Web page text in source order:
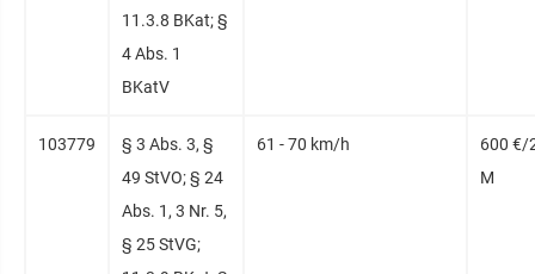
11.3.8 BKat; §
4 Abs. 1
BKatV
103779
§ 3 Abs. 3, §
49 StVO; § 24
Abs. 1, 3 Nr. 5,
§ 25 StVG;
61 - 70 km/h
600 €/
M